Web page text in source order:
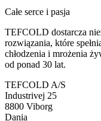
Całe serce i pasja
TEFCOLD dostarcza
rozwiązania, które
chłodzenia i mrożenia
od ponad 30 lat.
TEFCOLD A/S
Industrivej 25
8800 Viborg
Dania